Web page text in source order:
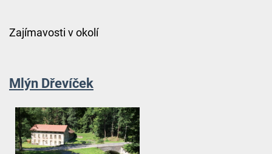
Zajímavosti v okolí
Mlýn Dřevíček